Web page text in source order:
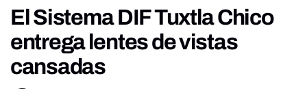
El Sistema DIF Tuxtla Chico
entrega lentes de vistas
cansadas